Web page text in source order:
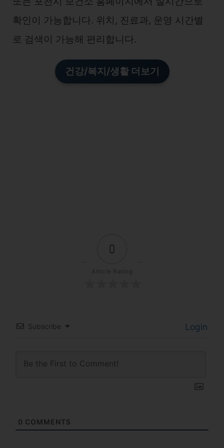
확인이 가능합니다. 위치, 진료과, 운영 시간별
로 검색이 가능해 편리합니다.
건강/복지/생활 더보기
0
Article Rating
Subscribe Login
0 COMMENTS